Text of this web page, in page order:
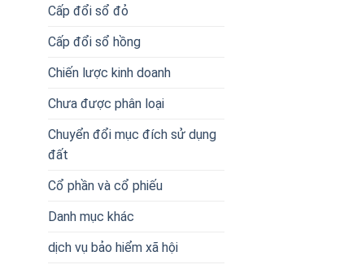
Cấp đổi sổ đỏ
Cấp đổi sổ hồng
Chiến lược kinh doanh
Chưa được phân loại
Chuyển đổi mục đích sử dụng
đất
Cổ phần và cổ phiếu
Danh mục khác
dịch vụ bảo hiểm xã hội